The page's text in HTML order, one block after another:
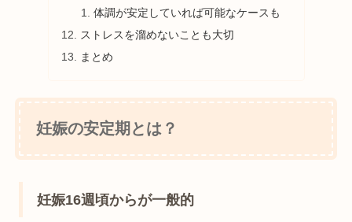
体調が安定していれば可能なケースも
ストレスを溜めないことも大切
まとめ
妊娠の安定期とは？
妊娠16週頃からが一般的